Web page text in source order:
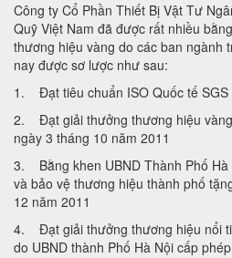
Công ty Cổ Phần Thiết Bị Vật Tư
Quỹ Việt Nam đã được rất nhiều
thương hiệu vàng do các ban ngành
nay được sơ lược như sau:
1. Đạt tiêu chuẩn ISO Quốc tế SGS
2. Đạt giải thưởng thương hiệu
ngày 3 tháng 10 năm 2011
3. Bằng khen UBND Thành Phố
và bảo vệ thương hiệu thành phố
12 năm 2011
4. Đạt giải thưởng thương hiệu nổi
do UBND thành Phố Hà Nội cấp